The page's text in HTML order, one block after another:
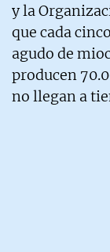
y la
que cada
agudo de
producen
no llegan a